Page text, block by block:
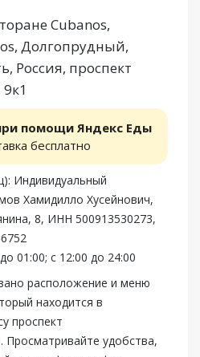
Cubanos,
Долгопрудный,
Россия, проспект
помощи Яндекс Еды
бесплатно
Индивидуальный
Хамидилло Хусейнович,
8, ИНН 500913530273,
01:00; с 12:00 до 24:00
расположение и меню
находится в
проспект
Просматривайте удобства,